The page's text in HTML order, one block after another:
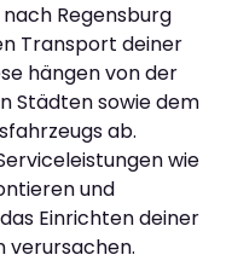
Regensburg
Transport deiner
hängen von der
Städten sowie dem
ab.
wie
und
Einrichten deiner
verursachen.